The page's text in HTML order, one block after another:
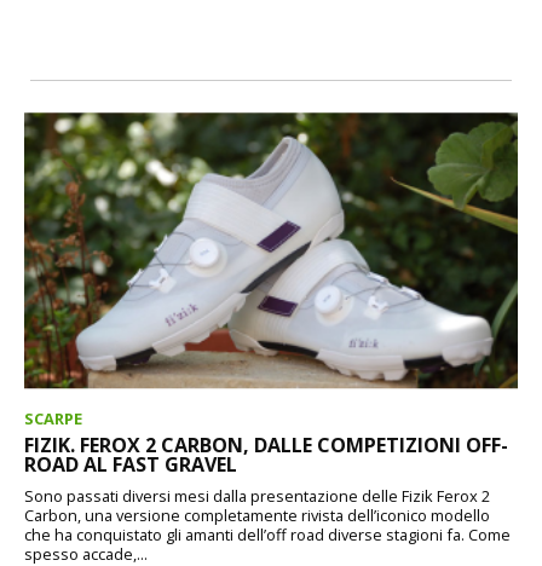
SCARPE
FIZIK. FEROX 2 CARBON, DALLE COMPETIZIONI OFF-
ROAD AL FAST GRAVEL
Sono passati diversi mesi dalla presentazione delle Fizik Ferox 2
Carbon, una versione completamente rivista dell’iconico modello
che ha conquistato gli amanti dell’off road diverse stagioni fa. Come
spesso accade,...